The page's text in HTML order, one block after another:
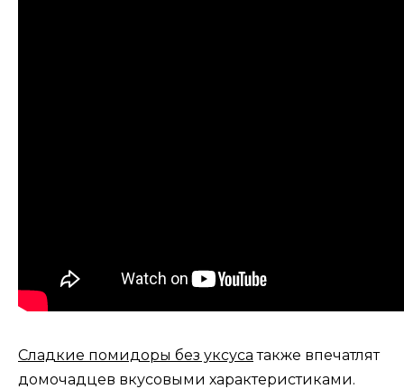
Сладкие помидоры без уксуса также впечатлят
домочадцев вкусовыми характеристиками.